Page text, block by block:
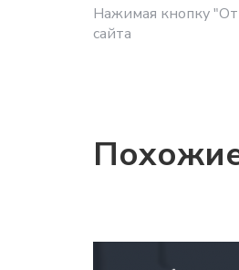
Нажимая кнопку
сайта